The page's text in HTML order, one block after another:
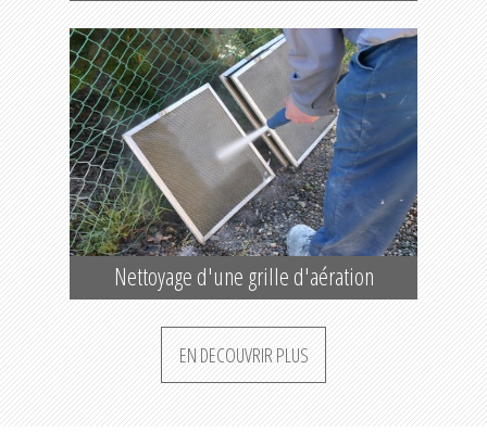
Nettoyage d'une grille d'aération
EN DECOUVRIR PLUS